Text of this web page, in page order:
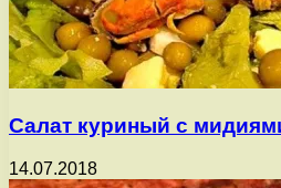
Салат куриный с
14.07.2018